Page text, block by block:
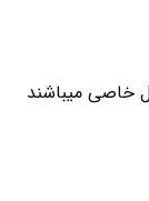
خاصی میباشند